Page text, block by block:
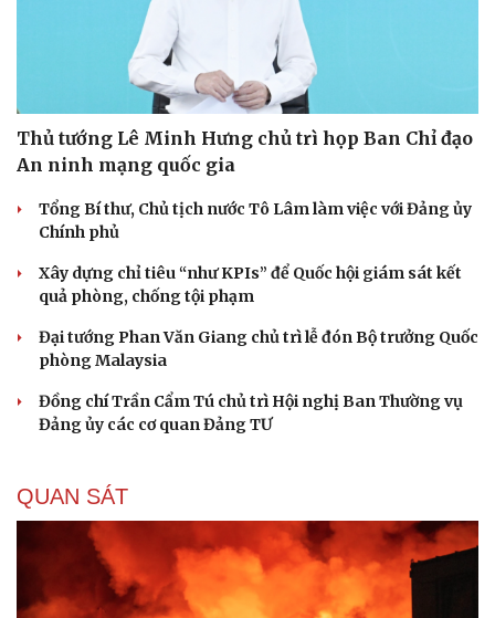
Thủ tướng Lê Minh Hưng chủ trì họp Ban Chỉ đạo
An ninh mạng quốc gia
Tổng Bí thư, Chủ tịch nước Tô Lâm làm việc với Đảng ủy
Chính phủ
Xây dựng chỉ tiêu “như KPIs” để Quốc hội giám sát kết
quả phòng, chống tội phạm
Đại tướng Phan Văn Giang chủ trì lễ đón Bộ trưởng Quốc
phòng Malaysia
Đồng chí Trần Cẩm Tú chủ trì Hội nghị Ban Thường vụ
Đảng ủy các cơ quan Đảng TƯ
QUAN SÁT